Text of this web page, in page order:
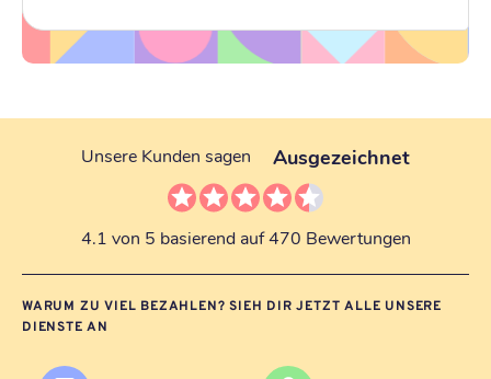
Unsere Kunden sagen Ausgezeichnet
4.1 von 5 basierend auf 470 Bewertungen
WARUM ZU VIEL BEZAHLEN? SIEH DIR JETZT ALLE UNSERE
DIENSTE AN